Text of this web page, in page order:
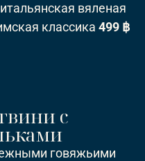
вяленая
классика 499 ฿
с
говяжьими